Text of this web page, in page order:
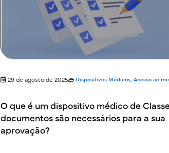
29 de agosto de 2025 Dispositivos Médicos, Acesso ao
O que é um dispositivo médico de
documentos são necessários para a sua
aprovação?